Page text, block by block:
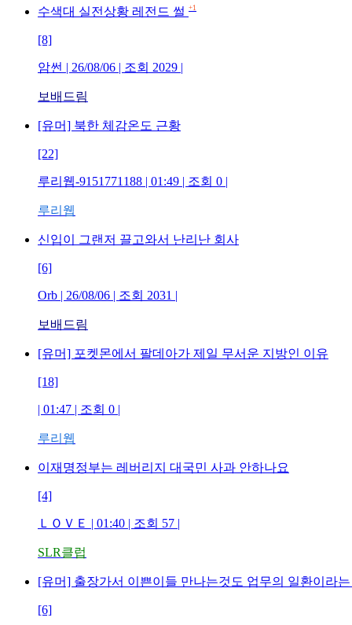
수색대 실전상황 레전드 썰 +1
[8]
암썬 | 26/08/06 | 조회 2029 |
보배드림
[유머] 북한 체감온도 근황
[22]
루리웹-9151771188 | 01:49 | 조회 0 |
루리웹
신입이 그랜저 끌고와서 난리난 회사
[6]
Orb | 26/08/06 | 조회 2031 |
보배드림
[유머] 포켓몬에서 팔데아가 제일 무서운 지방인 이유
[18]
| 01:47 | 조회 0 |
루리웹
이재명정부는 레버리지 대국민 사과 안하나요
[4]
ＬＯＶＥ | 01:40 | 조회 57 |
SLR클럽
[유머] 출장가서 이쁜이들 만나는것도 업무의 일환이라는
[6]